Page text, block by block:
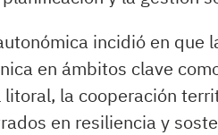
incidió en que
en ámbitos clave
la cooperación
en resiliencia y